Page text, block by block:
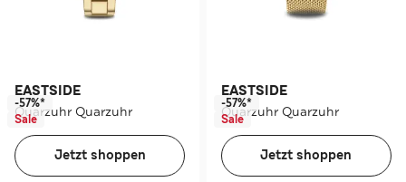
EASTSIDE
Quarzuhr Quarzuhr
-57%*
Sale
Jetzt shoppen
EASTSIDE
Quarzuhr Quarzuhr
-57%*
Sale
Jetzt shoppen